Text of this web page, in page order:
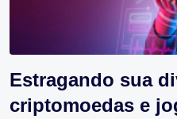
Estragando sua
criptomoedas e